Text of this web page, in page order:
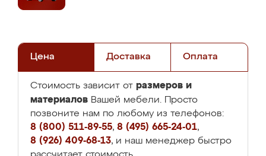
Цена Доставка Оплата
Стоимость зависит от размеров и
материалов Вашей мебели. Просто
позвоните нам по любому из телефонов:
8 (800) 511-89-55, 8 (495) 665-24-01,
8 (926) 409-68-13, и наш менеджер быстро